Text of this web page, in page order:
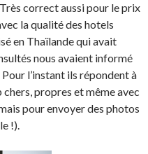
correct aussi pour le prix
la qualité des hotels
en Thaïlande qui avait
nous avaient informé
l’instant ils répondent à
propres et même avec
pour envoyer des photos
!).